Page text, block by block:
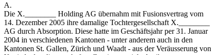
A.
Die X.________ Holding AG übernahm mit Fusionsvertrag vom
14. Dezember 2005 ihre damalige Tochtergesellschaft X.________
AG durch Absorption. Diese hatte im Geschäftsjahr per 31. Januar
2004 in verschiedenen Kantonen - unter anderem auch in den
Kantonen St. Gallen, Zürich und Waadt - aus der Veräusserung von